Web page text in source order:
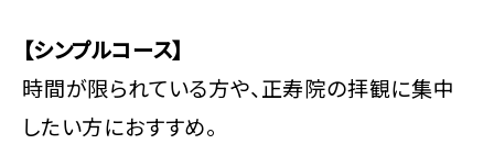
【シンプルコース】
時間が限られている方や、正寿院の拝観に集中
したい方におすすめ。